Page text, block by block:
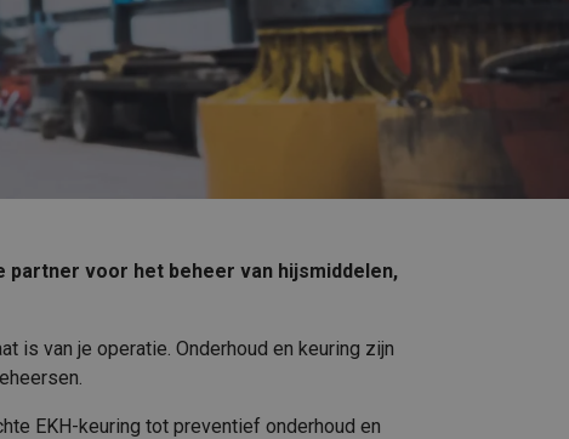
partner voor het beheer van hijsmiddelen,
is van je operatie. Onderhoud en keuring zijn
EKH-keuring tot preventief onderhoud en